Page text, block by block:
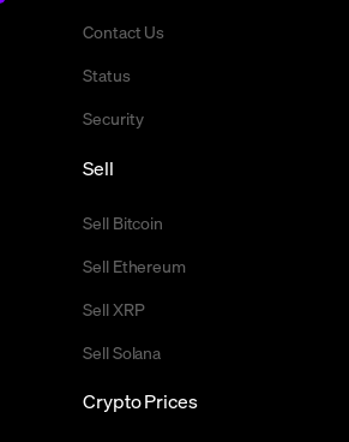
Contact Us
Status
Security
Sell
Sell Bitcoin
Sell Ethereum
Sell XRP
Sell Solana
Crypto Prices